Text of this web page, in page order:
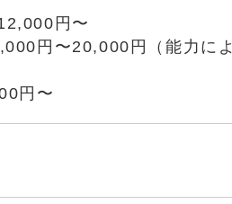
円〜
円〜20,000円（能力によ
円〜